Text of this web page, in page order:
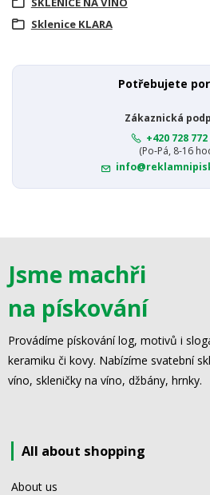
Sklenice KLARA
Potřebujete
Zákaznická
+420 728 772
(Po-Pá, 8-16
Jsme machři
na pískování
Provádíme pískování log, motivů i
keramiku či kovy. Nabízíme svatební
víno, skleničky na víno, džbány, hrnky.
All about shopping
About us